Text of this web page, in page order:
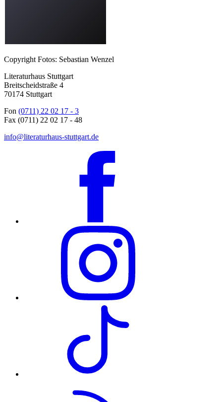
Copyright Fotos: Sebastian Wenzel
Literaturhaus Stuttgart
Breitscheidstraße 4
70174 Stuttgart
Fon (0711) 22 02 17 - 3
Fax (0711) 22 02 17 - 48
info@literaturhaus-stuttgart.de